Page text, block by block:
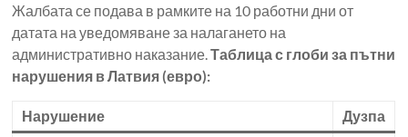
Жалбата се подава в рамките на 10 работни дни от
датата на уведомяване за налагането на
административно наказание.Таблица с глоби за пътни
нарушения в Латвия (евро):
Нарушение
Дузпа